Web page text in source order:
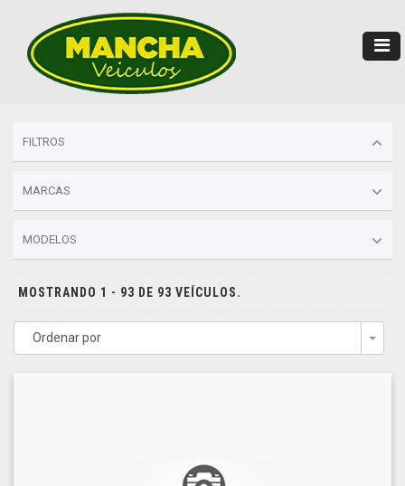
FILTROS
MARCAS
MODELOS
MOSTRANDO 1 - 93 DE 93 VEÍCULOS.
Ordenar por